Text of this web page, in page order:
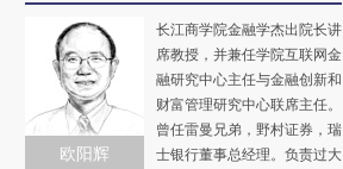
欧阳辉
长江商学院金融学杰出院长讲
席教授，并兼任学院互联网金
融研究中心主任与金融创新和
财富管理研究中心联席主任。
曾任雷曼兄弟，野村证券，瑞
士银行董事总经理。负责过大